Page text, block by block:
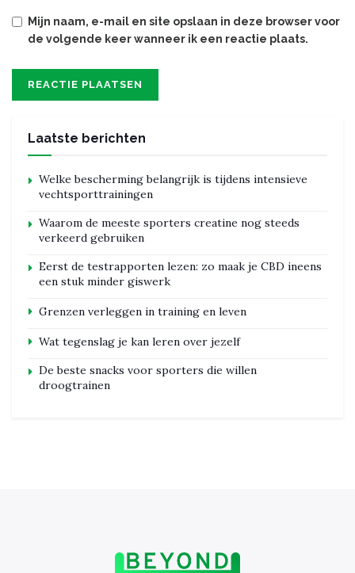
Mijn naam, e-mail en site opslaan in deze browser voor
de volgende keer wanneer ik een reactie plaats.
Laatste berichten
Welke bescherming belangrijk is tijdens intensieve
vechtsporttrainingen
Waarom de meeste sporters creatine nog steeds
verkeerd gebruiken
Eerst de testrapporten lezen: zo maak je CBD ineens
een stuk minder giswerk
Grenzen verleggen in training en leven
Wat tegenslag je kan leren over jezelf
De beste snacks voor sporters die willen
droogtrainen